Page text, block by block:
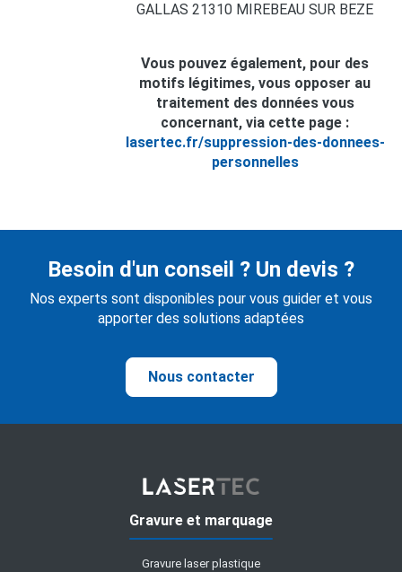
GALLAS 21310 MIREBEAU SUR BEZE
Vous pouvez également, pour des
motifs légitimes, vous opposer au
traitement des données vous
concernant, via cette page :
lasertec.fr/suppression-des-donnees-
personnelles
Besoin d'un conseil ? Un devis ?
Nos experts sont disponibles pour vous guider et vous
apporter des solutions adaptées
Nous contacter
Gravure et marquage
Gravure laser plastique